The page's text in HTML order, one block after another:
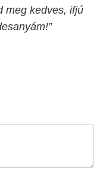
meg kedves, ifjú